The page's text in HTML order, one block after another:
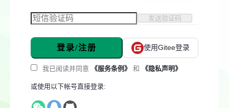
发送验证码
登录/注册 使用Gitee登录
我已阅读并同意 《服务条例》 和 《隐私声明》
或使用以下帐号直接登录: